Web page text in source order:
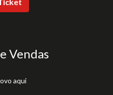
Vendas
aqui